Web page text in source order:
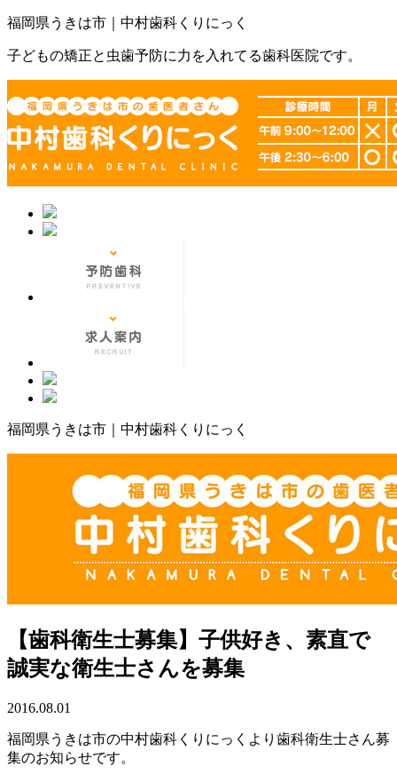
福岡県うきは市｜中村歯科くりにっく
子どもの矯正と虫歯予防に力を入れてる歯科医院です。
福岡県うきは市｜中村歯科くりにっく
【歯科衛生士募集】子供好き、素直で
誠実な衛生士さんを募集
2016.08.01
福岡県うきは市の中村歯科くりにっくより歯科衛生士さん募
集のお知らせです。